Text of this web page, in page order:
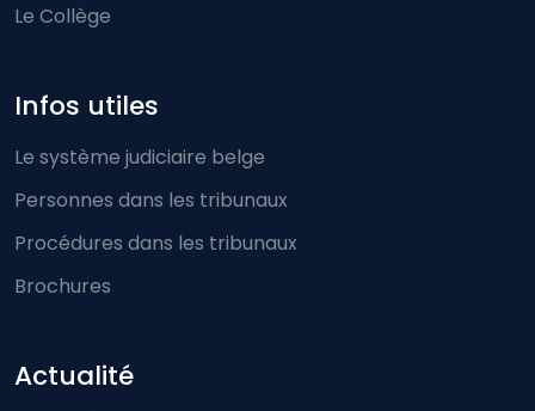
Le Collège
Infos utiles
Le système judiciaire belge
Personnes dans les tribunaux
Procédures dans les tribunaux
Brochures
Actualité